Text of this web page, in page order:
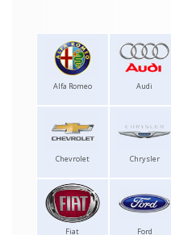
Alfa Romeo Audi
Chevrolet Chrysler
Fiat Ford